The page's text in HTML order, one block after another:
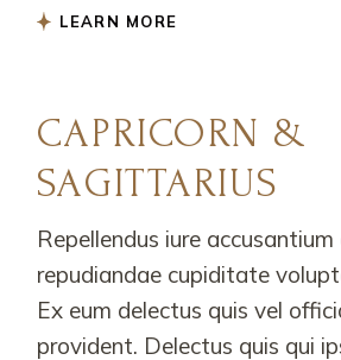
LEARN MORE
CAPRICORN &
SAGITTARIUS
Repellendus iure
repudiandae cupiditate
Ex eum delectus quis vel
provident. Delectus quis qui